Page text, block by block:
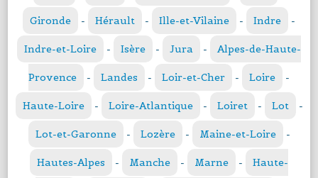
Gironde - Hérault - Ille-et-Vilaine - Indre -
Indre-et-Loire - Isère - Jura - Alpes-de-Haute-
Provence - Landes - Loir-et-Cher - Loire -
Haute-Loire - Loire-Atlantique - Loiret - Lot -
Lot-et-Garonne - Lozère - Maine-et-Loire -
Hautes-Alpes - Manche - Marne - Haute-